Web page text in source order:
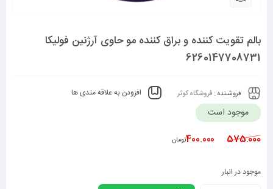
بالم تقویت کننده و براق کننده مو حاوی آرژنین فولیکا
6260147708731
فروشـنده : فروشگاه کوثر افزودن به علاقه مندی ها
موجود است
575.000
400.000تومان
موجود در انبار